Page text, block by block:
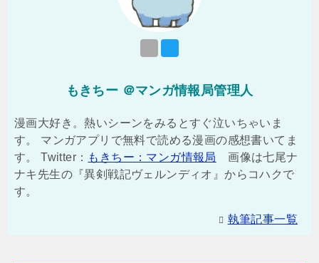
もきちー ＠マンガ情報局管理人
漫画大好き。熱いシーンをみるとすぐ泣いちゃいま
す。 マンガアプリで無料で読める漫画の感想書いてま
す。 Twitter： もきちー：マンガ情報局
画像は七尾ナ
ナキ先生の『異剣戦記ヴェルンディオ』からコハクで
す。
執筆記事一覧